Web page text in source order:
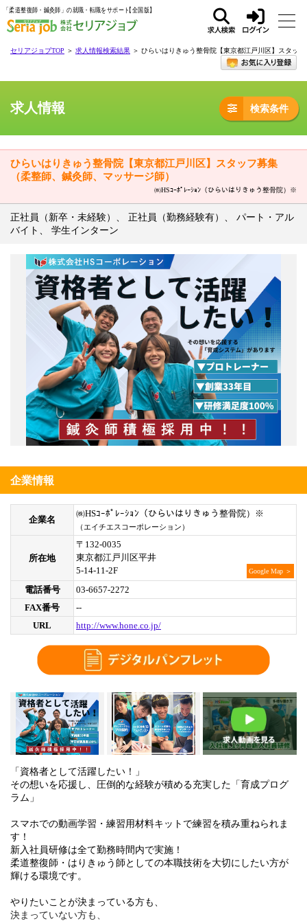
「柔道整復師・鍼灸師」の就職・転職をサポート
検索
イン
セリアジョブTOP ＞ 求人情報検索結果 ＞ ひらいはりきゅう整骨院【東京都江戸川区】スタッ
求人情報 検索条件
ひらいはりきゅう整骨院【東京都江戸川区】スタッフ募集
（柔整師、鍼灸師、マッサージ師）
㈱HSｺｰﾎﾟﾚｰｼｮﾝ（ひらいはりきゅう整骨院）※
正社員（新卒・未経験）、 正社員（勤務経験有）、 パート・アル
バイト、 学生インターン
企業情報
企業名
㈱HSｺｰﾎﾟﾚｰｼｮﾝ（ひらいはりきゅう整骨院）※
（エイチエスコーポレーション）
所在地
〒132-0035
東京都江戸川区平井
5-14-11-2F
Google Map ＞
電話番号
03-6657-2272
FAX番号
--
URL
http://www.hone.co.jp/
「資格者として活躍したい！」
その想いを応援し、圧倒的な経験が積める充実した「育成プログ
ラム」
スマホでの動画学習・練習用材料キットで練習を積み重ねられま
す！
新入社員研修は全て勤務時間内で実施！
柔道整復師・はりきゅう師としての本職技術を大切にしたい方が
輝ける環境です。
やりたいことが決まっている方も、
決まっていない方も、